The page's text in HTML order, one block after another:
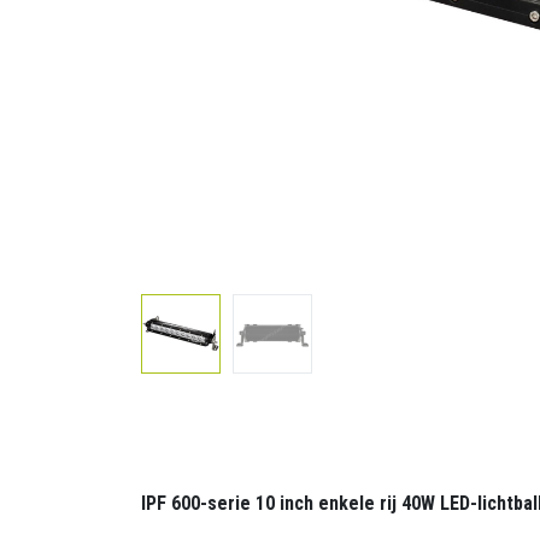
IPF 600-serie 10 inch enkele rij 40W LED-